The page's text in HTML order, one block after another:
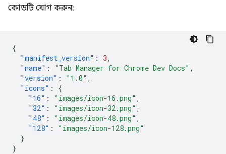
কোডটি যোগ করুন:
{
"manifest_version" : 3,
"name" : "Tab Manager for Chrome Dev Docs" ,
"version" : "1.0" ,
"icons" :
{
"16" : "images/icon-16.png" ,
"32" : "images/icon-32.png" ,
"48" : "images/icon-48.png" ,
"128" :
"images/icon-128.png"
}
}